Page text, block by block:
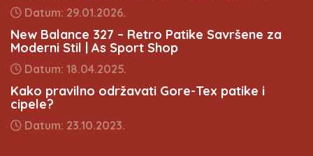
Datum: 29.01.2026.
New Balance 327 – Retro Patike Savršene za
Moderni Stil | As Sport Shop
Datum: 18.04.2025.
Kako pravilno održavati Gore-Tex patike i
cipele?
Datum: 23.10.2023.